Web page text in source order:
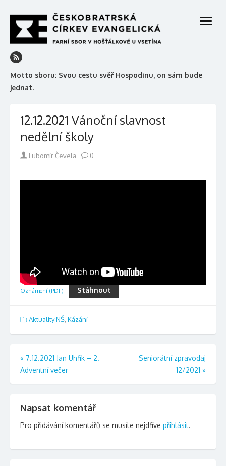
to
content
Motto sboru: Svou cestu svěř Hospodinu, on sám bude
jednat.
open
12.12.2021 Vánoční slavnost
nedělní školy
Author
Lubomír Čevela 0
Oznámení (PDF) Stáhnout
Aktuality NŠ Kázání
Navigace
pro
« 7.12.2021 Jan Uhřík – 2.
Adventní večer
Seniorátní zpravodaj
12/2021 »
Napsat komentář
Pro přidávání komentářů se musíte nejdříve přihlásit.